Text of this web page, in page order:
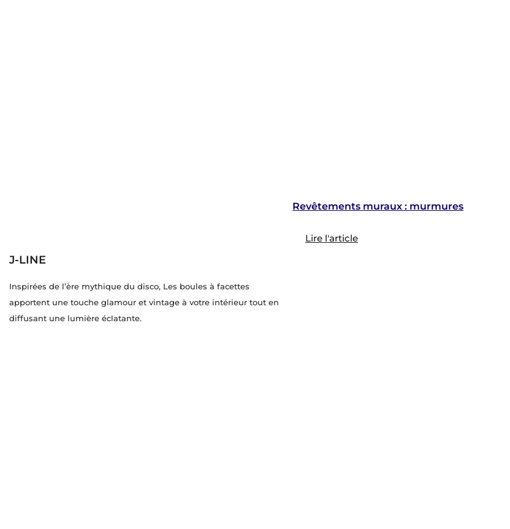
J-LINE
Inspirées de l’ère mythique du disco, Les boules à facettes
apportent une touche glamour et vintage à votre intérieur tout en
diffusant une lumière éclatante.
Revêtements muraux : murmures
Lire l'article